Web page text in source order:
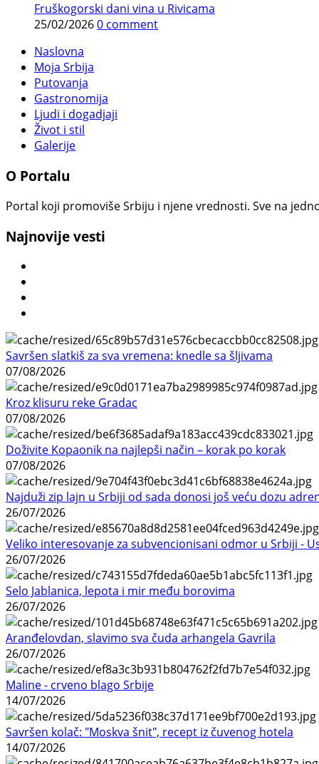
Fruškogorski dani vina u Rivicama
25/02/20260 comment
Naslovna
Moja Srbija
Putovanja
Gastronomija
Ljudi i dogadjaji
Život i stil
Galerije
O Portalu
Portal koji promoviše Srbiju i njene vrednosti. Sve na
Najnovije vesti
Savršen slatkiš za sva vremena: knedle sa šljivama
07/08/2026
Kroz klisuru reke Gradac
07/08/2026
Doživite Kopaonik na najlepši način – korak po korak
07/08/2026
Najduži zip lajn u Srbiji od sada donosi još veću dozu
26/07/2026
Veliko interesovanje za subvencionisani odmor u Srbiji -
26/07/2026
Selo Jablanica, lepota i mir među borovima
26/07/2026
Aranđelovdan, slavimo sva čuda arhangela Gavrila
26/07/2026
Maline - crveno blago Srbije
14/07/2026
Savršen kolač: "Moskva šnit", recept iz čuvenog hotela
14/07/2026